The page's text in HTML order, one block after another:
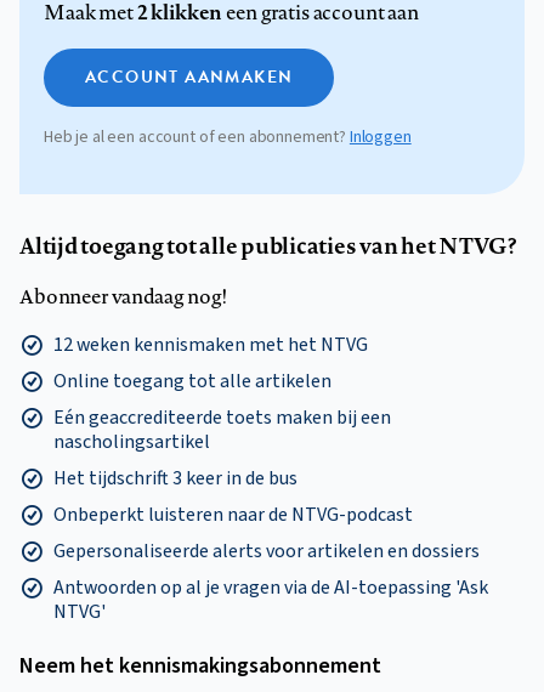
Maak met2 klikkeneen gratis account aan
ACCOUNT AANMAKEN
Heb je al een account of een abonnement? Inloggen
Altijd toegang tot alle publicaties van het NTVG?
Abonneer vandaag nog!
12 weken kennismaken met het NTVG
Online toegang tot alle artikelen
Eén geaccrediteerde toets maken bij een
nascholingsartikel
Het tijdschrift 3 keer in de bus
Onbeperkt luisteren naar de NTVG-podcast
Gepersonaliseerde alerts voor artikelen en dossiers
Antwoorden op al je vragen via de AI-toepassing 'Ask
NTVG'
Neem het kennismakings­abonnement